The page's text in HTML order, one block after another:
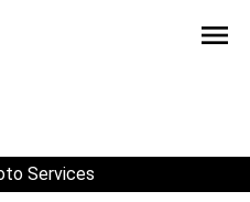
menu
Services